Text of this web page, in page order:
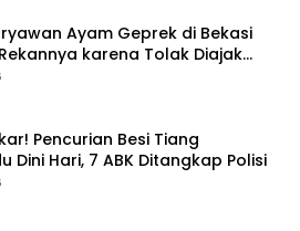
Ayam Geprek di Bekasi
karena Tolak Diajak
Majikan
Pencurian Besi Tiang
Dini Hari, 7 ABK Ditangkap Polisi